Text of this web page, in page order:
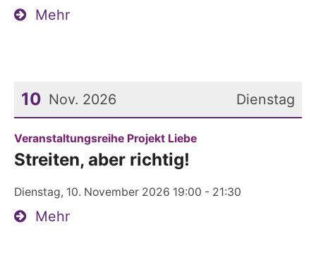
Mehr
Dienstag
10 Nov. 2026
Datum: 10. November 2026
Veranstaltungsreihe Projekt Liebe:
Streiten, aber richtig!
Dienstag, 10. November 2026 19:00 - 21:30
Mehr